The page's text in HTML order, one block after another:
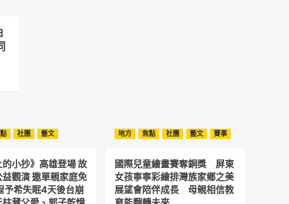
社團 藝文
的小抄》高雄登場 故
觀演 邀單親家庭免
予希失眠4天後台崩
地方 焦點 社團 藝文 賽事
國際兒童繪畫賽奪銅獎 屏東
女孩寧寧彩繪排灣族家鄉之美
展望會陪伴成長 母親相信教